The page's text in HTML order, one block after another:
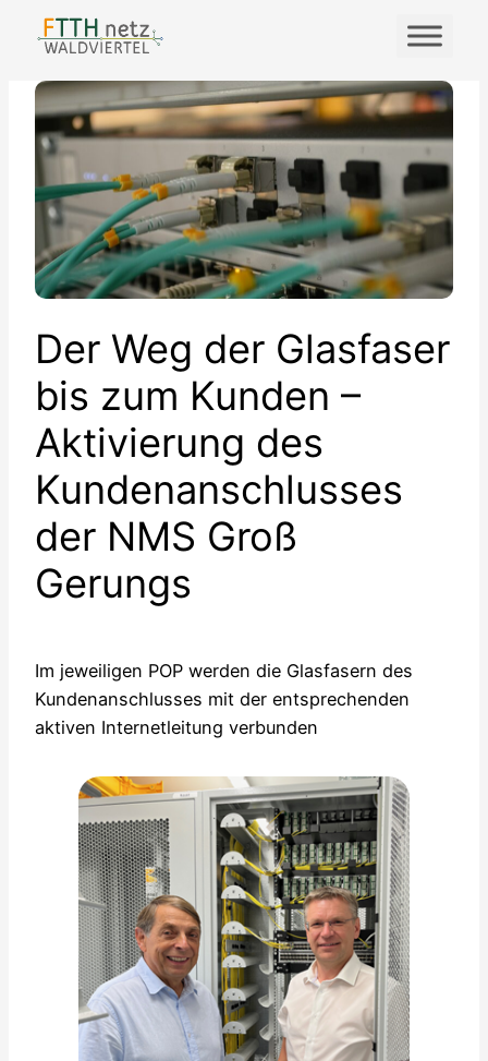
Inhalt
springen
Der Weg der Glasfaser
bis zum Kunden –
Aktivierung des
Kundenanschlusses
der NMS Groß
Gerungs
Im jeweiligen POP werden die Glasfasern des
Kundenanschlusses mit der entsprechenden
aktiven Internetleitung verbunden